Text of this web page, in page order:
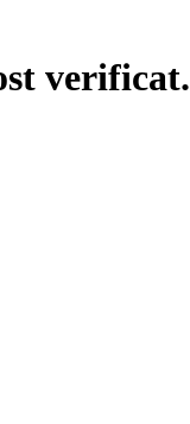
verificat.